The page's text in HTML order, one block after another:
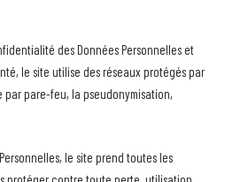
des Données Personnelles et
le site utilise des réseaux protégés par
par pare-feu, la pseudonymisation,
le site prend toutes les